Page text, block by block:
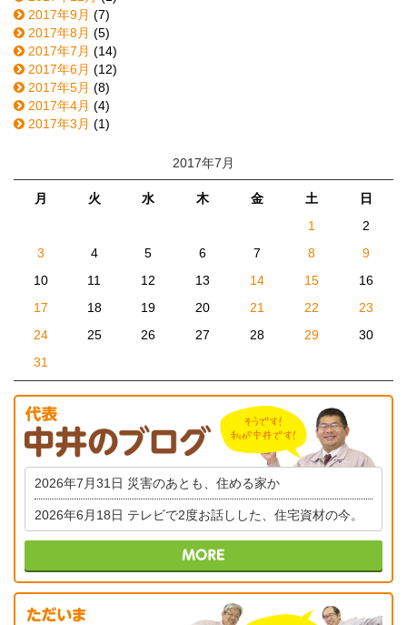
2017年9月 (7)
2017年8月 (5)
2017年7月 (14)
2017年6月 (12)
2017年5月 (8)
2017年4月 (4)
2017年3月 (1)
2017年7月
月 火 水 木 金 土
日
1
2
3
4 5 6 7 8
9
10
11 12 13 14 15
16
17
18 19 20 21 22
23
24
25 26 27 28 29
30
31
2026年7月31日 災害のあとも、住める家か
2026年6月18日 テレビで2度お話しした、住宅資材の今。